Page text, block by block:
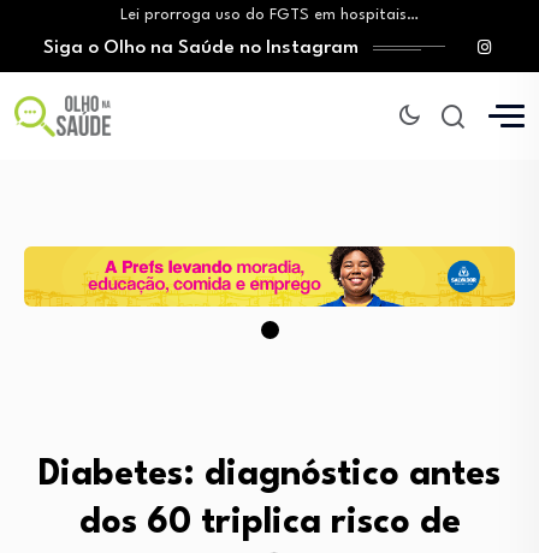
Lei prorroga uso do FGTS em hospitais…
Brasil registra alta taxa de diagnósticos tardios…
O Monte Tabor entrega à Bahia um…
Aleitamento materno: Salvador amplia ações de incentivo…
Medicamento incorporado ao SUS reduz em até…
Siga o Olho na Saúde no Instagram
Diabetes: diagnóstico antes
dos 60 triplica risco de